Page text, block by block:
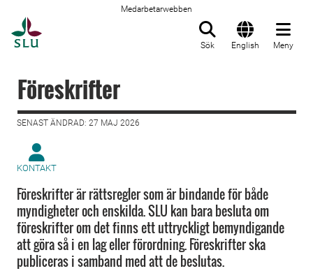
Medarbetarwebben
Sök English Meny
Föreskrifter
SENAST ÄNDRAD: 27 MAJ 2026
KONTAKT
Föreskrifter är rättsregler som är bindande för både
myndigheter och enskilda. SLU kan bara besluta om
föreskrifter om det finns ett uttryckligt bemyndigande
att göra så i en lag eller förordning. Föreskrifter ska
publiceras i samband med att de beslutas.